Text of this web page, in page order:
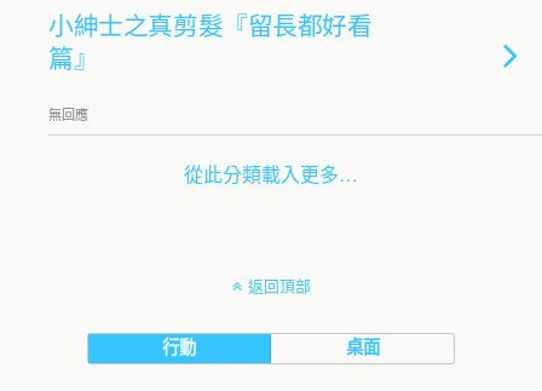
小紳士之真剪髮『留長都好看
篇』
無回應
從此分類載入更多…
返回頂部
行動 桌面